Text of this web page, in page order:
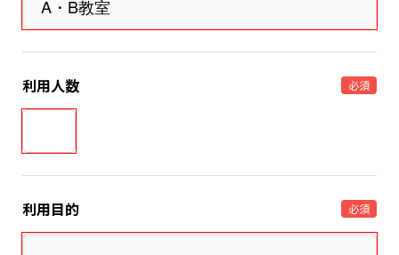
利用人数 必須
利用目的 必須